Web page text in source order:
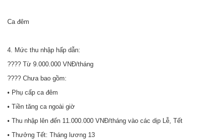
Ca đêm
4. Mức thu nhập hấp dẫn:
???? Từ 9.000.000 VNĐ/tháng
???? Chưa bao gồm:
• Phụ cấp ca đêm
• Tiền tăng ca ngoài giờ
• Thu nhập lên đến 11.000.000 VNĐ/tháng vào các dịp Lễ, Tết
• Thưởng Tết: Tháng lương 13